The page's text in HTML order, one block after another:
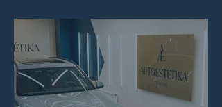
годам эксплуатации